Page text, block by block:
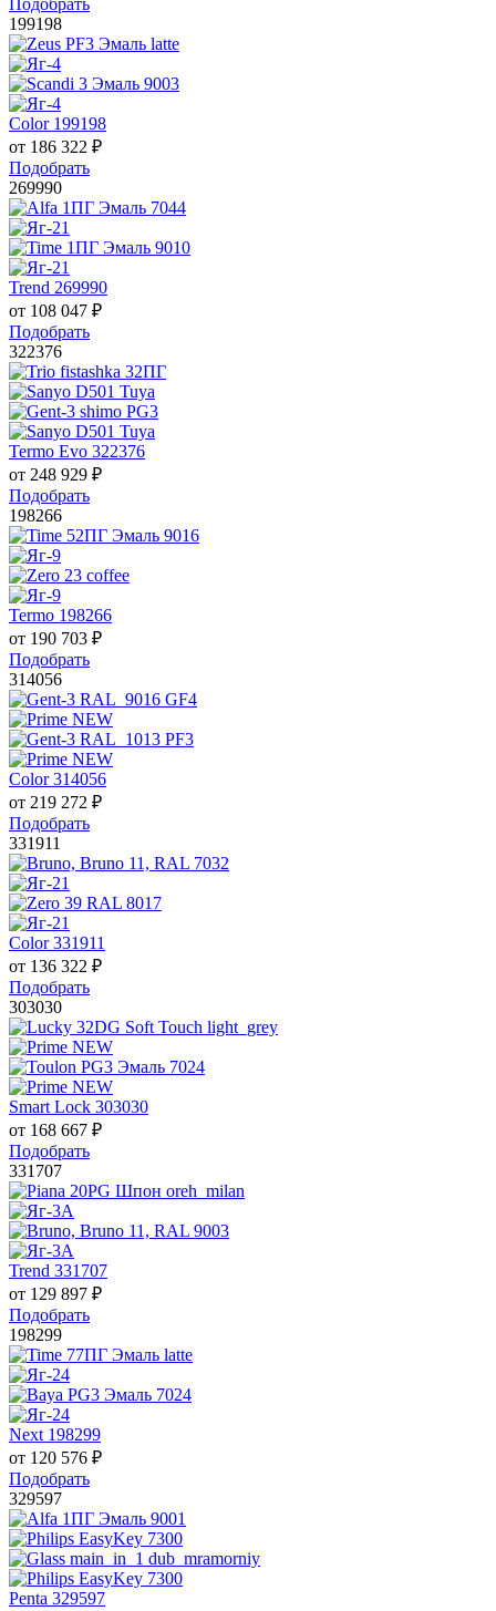
Подобрать
199198
Color 199198
от 186 322 ₽
Подобрать
269990
Trend 269990
от 108 047 ₽
Подобрать
322376
Termo Evo 322376
от 248 929 ₽
Подобрать
198266
Termo 198266
от 190 703 ₽
Подобрать
314056
Color 314056
от 219 272 ₽
Подобрать
331911
Color 331911
от 136 322 ₽
Подобрать
303030
Smart Lock 303030
от 168 667 ₽
Подобрать
331707
Trend 331707
от 129 897 ₽
Подобрать
198299
Next 198299
от 120 576 ₽
Подобрать
329597
Penta 329597